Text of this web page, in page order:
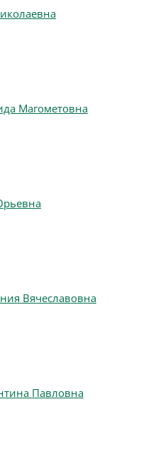
Магометовна
Вячеславовна
Павловна